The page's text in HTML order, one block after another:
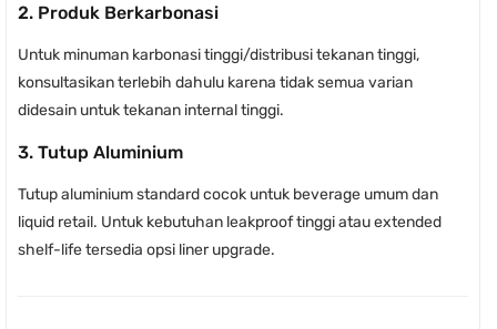
2. Produk Berkarbonasi
Untuk minuman karbonasi tinggi/distribusi tekanan tinggi,
konsultasikan terlebih dahulu karena tidak semua varian
didesain untuk tekanan internal tinggi.
3. Tutup Aluminium
Tutup aluminium standard cocok untuk beverage umum dan
liquid retail. Untuk kebutuhan leakproof tinggi atau extended
shelf-life tersedia opsi liner upgrade.